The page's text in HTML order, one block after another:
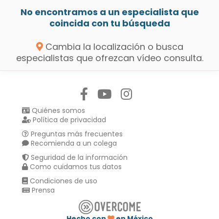
No encontramos a un especialista que
coincida con tu búsqueda
Cambia la localización o busca
especialistas que ofrezcan vídeo consulta.
Quiénes somos
Política de privacidad
Preguntas más frecuentes
Recomienda a un colega
Seguridad de la información
Como cuidamos tus datos
Condiciones de uso
Prensa